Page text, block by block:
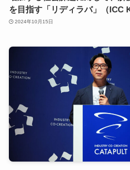
を目指す「リディラバ」（ICC
2024年10月15日